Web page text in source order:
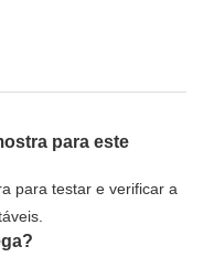
para este
para testar e verificar a